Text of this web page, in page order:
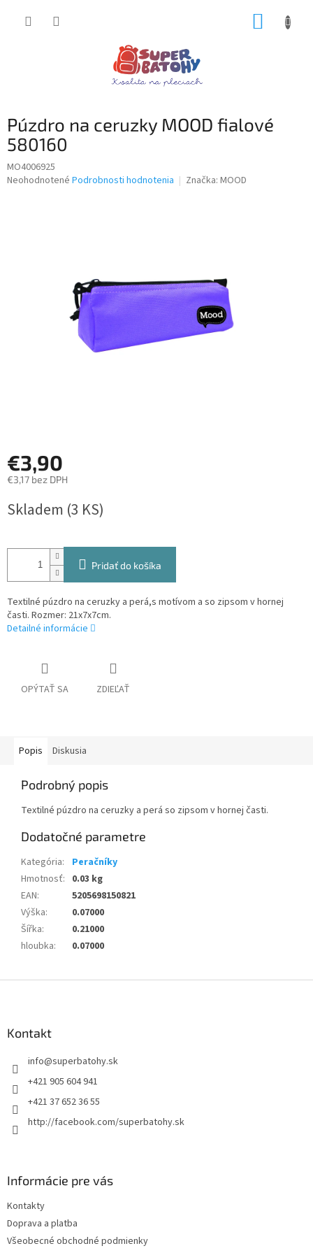
Púzdro na ceruzky MOOD fialové
580160
MO4006925
Priemerné
Neohodnotené Podrobnosti hodnotenia Značka: MOOD
€3,90
€3,17 bez DPH
cena:
Skladem (3 KS)
Pridať do košíka
Textilné púzdro na ceruzky a perá,s motívom a so zipsom v hornej
časti. Rozmer: 21x7x7cm.
Detailné informácie
OPÝTAŤ SA ZDIEĽAŤ
Popis Diskusia
Podrobný popis
Textilné púzdro na ceruzky a perá so zipsom v hornej časti.
Dodatočné parametre
Kategória:
Peračníky
Hmotnosť: 0.03 kg
EAN:
5205698150821
Výška:
0.07000
Šířka:
0.21000
hloubka: 0.07000
Kontakt
info@superbatohy.sk
+421 905 604 941
+421 37 652 36 55
http://facebook.com/superbatohy.sk
Informácie pre vás
Kontakty
Doprava a platba
Všeobecné obchodné podmienky